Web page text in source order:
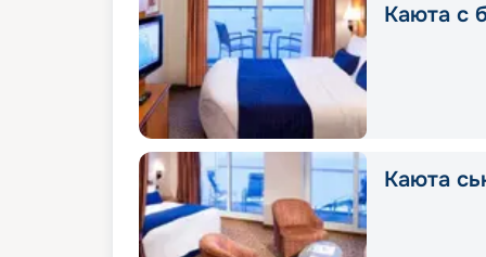
Каюта с
Каюта